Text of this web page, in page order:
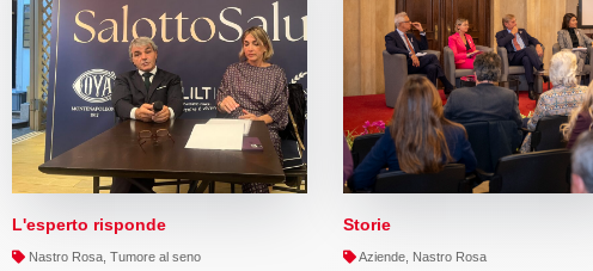
L'esperto risponde
Nastro Rosa, Tumore al seno
Storie
Aziende, Nastro Rosa